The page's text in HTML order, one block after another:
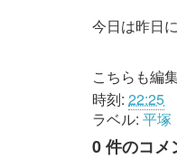
今日は昨日
こちらも編
時刻: 22:25
ラベル: 平塚
0 件のコメ